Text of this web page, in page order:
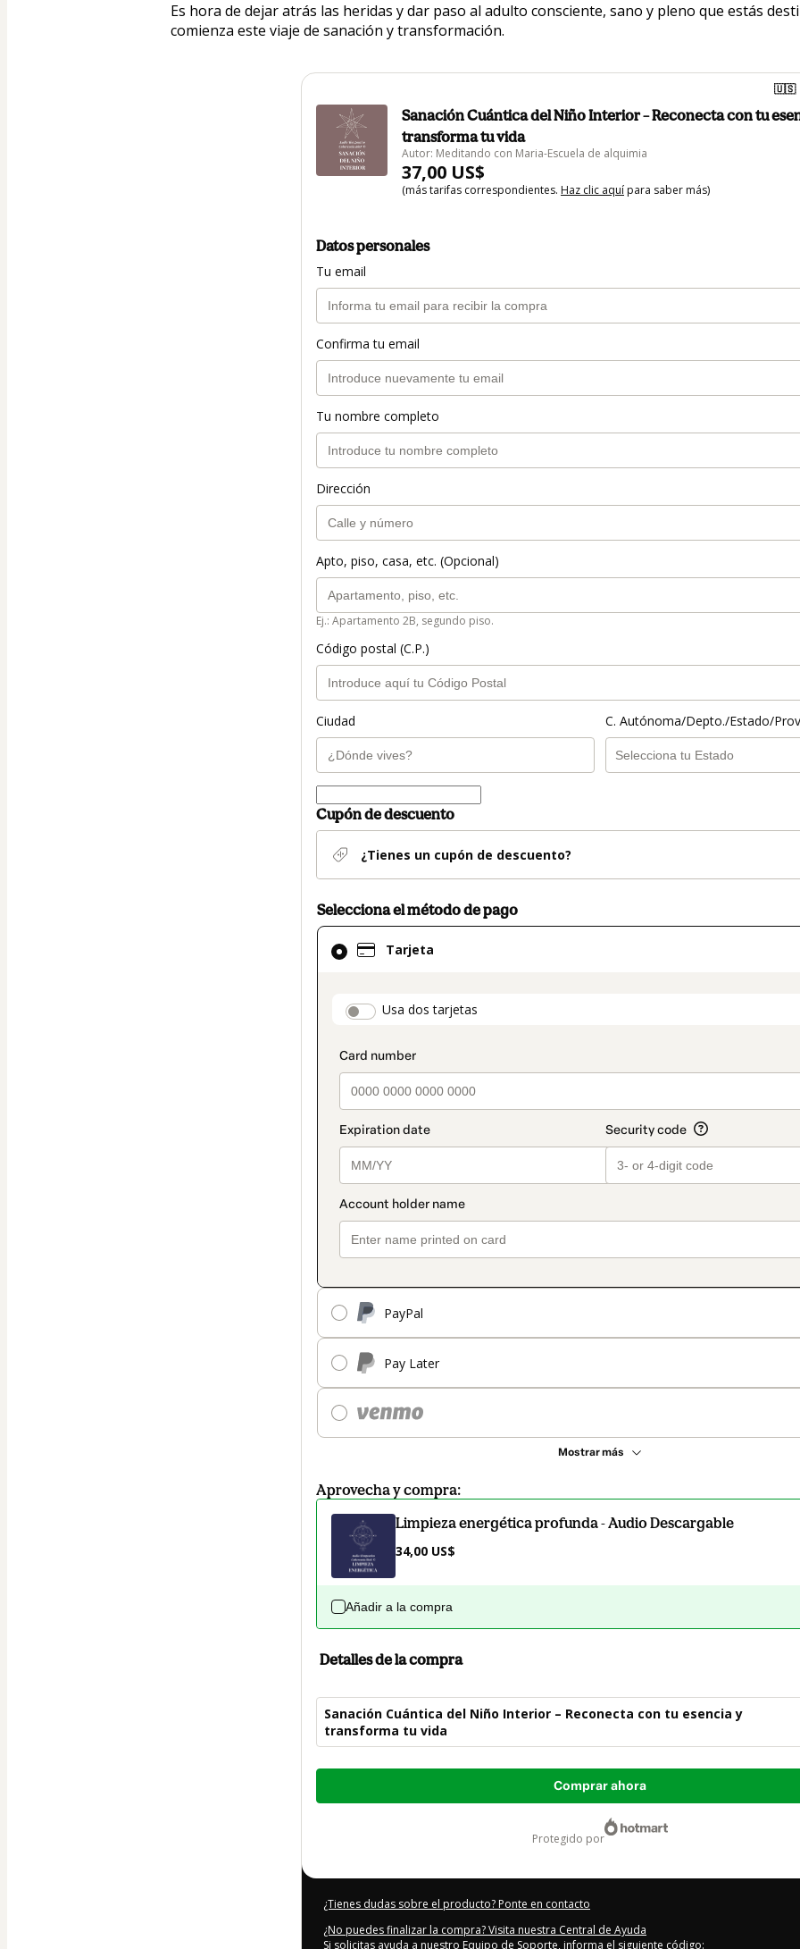
Es hora de dejar atrás las heridas y dar paso al adulto consciente, sano y pleno que estás
comienza este viaje de sanación y transformación.
🇺🇸
Sanación Cuántica del Niño Interior – Reconecta con tu
transforma tu vida
Autor: Meditando con Maria-Escuela de alquimia
37,00 US$
(más tarifas correspondientes. Haz clic aquí para saber más)
Datos personales
Tu email
Confirma tu email
Tu nombre completo
Dirección
Apto, piso, casa, etc. (Opcional)
Ej.: Apartamento 2B, segundo piso.
Código postal (C.P.)
Ciudad C. Autónoma/Depto./Estado/
Cupón de descuento
¿Tienes un cupón de descuento?
Selecciona el método de pago
Tarjeta
payment_data.section_title_v2
Usa dos tarjetas
PayPal
Pay Later
Mostrar más
El
método
seleccionado
Tarjeta
Aprovecha y compra:
Limpieza energética profunda - Audio Descargable
34,00 US$
Añadir a la compra
Detalles de la compra
Sanación Cuántica del Niño Interior – Reconecta con tu esencia y
transforma tu vida
Total
Comprar ahora
protegido por
¿Tienes dudas sobre el producto? Ponte en contacto
¿No puedes finalizar la compra? Visita nuestra Central de Ayuda
Si solicitas ayuda a nuestro Equipo de Soporte, informa el siguiente código: